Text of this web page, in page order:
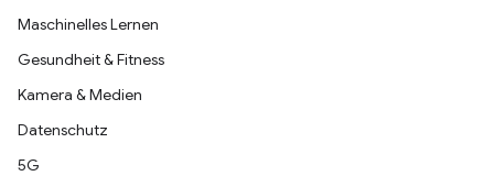
Maschinelles Lernen
Gesundheit & Fitness
Kamera & Medien
Datenschutz
5G